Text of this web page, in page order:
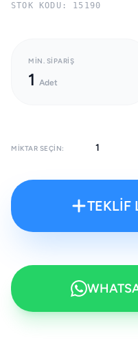
STOK KODU: 15190
MIN. SIPARIŞ
1 Adet
MIKTAR SEÇIN:
TEKLİF